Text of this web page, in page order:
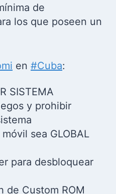
de
los que poseen un
en #Cuba:
SISTEMA
y prohibir
sea GLOBAL
para desbloquear
de Custom ROM